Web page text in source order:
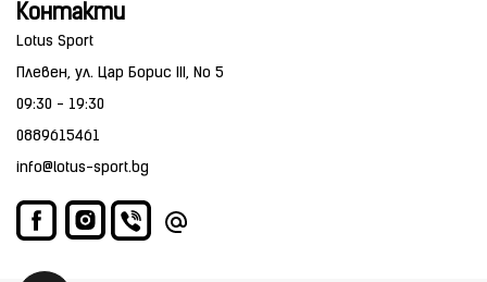
Контакти
Lotus Sport
Плевен, ул. Цар Борис III, No 5
09:30 - 19:30
0889615461
info@lotus-sport.bg